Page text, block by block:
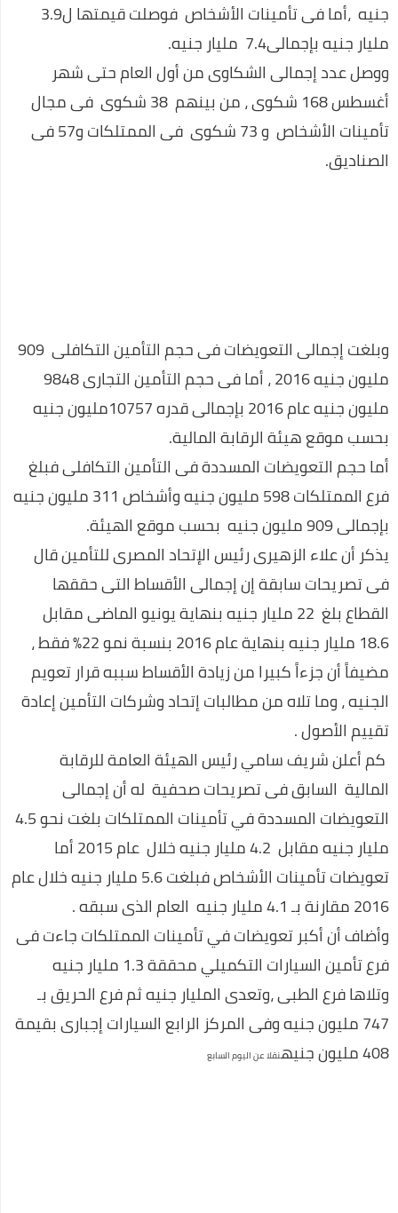
مراحل علاج إدمان الكحول
احسن برامج الكمبيوتر 2020
التداول عن طريق الانترنت
فوائد السمسم المدهشة (أكثر من 10 فوائد رائعة)
طريقة عمل الفطير المشلتت مثل المخابز
وأونلاين 2020
تعلم اللغة الإنجليزية بسهولة في 10 ايام
برنامج تنزيل الفيديو من الفيسبوك
كوبون خصم نسناس .. اقتني أفضل الملابس المنزلية عن طريق
الانترنت
اللغة العربية كما لا تعرفها من قبل
افضل روتين لنضارة وتفتيح البشرة خلال اسبوع واحد فقط
أفضل تطبيقات الهواتف الذكية التي لا يمكن الاستغناء عنها 2020
كيف تنشئ موقع تربح منه في 7 خطوات شرح خطوة بخطوة
كريم جاراميسين لعلاج البكتيريا
فيرس كورونا السلطات الصحية الصينية تؤكد على المريض صفر قد
مارس الجنس مع خفاش
رسميًا.. إلغاء امتحانات الشهادة الإعدادية
التعليم: امتحان الثانوية العامة فيما درسه الطالب حتى منهج
منتصف مارس
رئيس الوزراء يتفقد عددا من الأكمنة للتأكد من تطبيق قرارات حظر
التجوال
وزير الإعلام: سنصدر قرارات عنيفة إذا زادت الإصابات بفيروس كورونا
أحمد مرتضى منصور يعلن انتهاء حريق مقر الزمالك
كيفية السفر للعلاج بالخارج على نفقة الدولة الجديد
نصائح لكي في حملك للمحافظة علي صحتك وصحة جنينك
الحركات المرورية التي تسهل عليكي السواقة
مليار جنيه بإجمالى7.4 مليار جنيه.
ووصل عدد إجمالى الشكاوى من أول العام حتى شهر
أغسطس 168 شكوى ، من بينهم 38 شكوى فى مجال
تأمينات الأشخاص و 73 شكوى فى الممتلكات و57 فى
الصناديق.
وبلغت إجمالى التعويضات فى حجم التأمين التكافلى 909
مليون جنيه 2016 ، أما فى حجم التأمين التجارى 9848
مليون جنيه عام 2016 بإجمالى قدره 10757مليون جنيه
بحسب موقع هيئة الرقابة المالية.
أما حجم التعويضات المسددة فى التأمين التكافلى فبلغ
فرع الممتلكات 598 مليون جنيه وأشخاص 311 مليون جنيه
بإجمالى 909 مليون جنيه بحسب موقع الهيئة.
يذكر أن علاء الزهيرى رئيس الإتحاد المصرى للتأمين قال
فى تصريحات سابقة إن إجمالى الأقساط التى حققها
القطاع بلغ 22 مليار جنيه بنهاية يونيو الماضى مقابل
18.6 مليار جنيه بنهاية عام 2016 بنسبة نمو 22% فقط ،
مضيفاً أن جزءاً كبيرا من زيادة الأقساط سببه قرار تعويم
الجنيه ، وما تلاه من مطالبات إتحاد وشركات التأمين إعادة
تقييم الأصول .
كم أعلن شريف سامي رئيس الهيئة العامة للرقابة
المالية السابق فى تصريحات صحفية له أن إجمالى
التعويضات المسددة في تأمينات الممتلكات بلغت نحو 4.5
مليار جنيه مقابل 4.2 مليار جنيه خلال عام 2015 أما
تعويضات تأمينات الأشخاص فبلغت 5.6 مليار جنيه خلال عام
2016 مقارنة بـ 4.1 مليار جنيه العام الذى سبقه .
وأضاف أن أكبر تعويضات في تأمينات الممتلكات جاءت فى
فرع تأمين السيارات التكميلي محققة 1.3 مليار جنيه
وتلاها فرع الطبى ،وتعدى المليار جنيه ثم فرع الحريق بـ
747 مليون جنيه وفى المركز الرابع السيارات إجبارى بقيمة
408 مليون جنيه
نقلا عن اليوم السابع